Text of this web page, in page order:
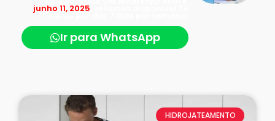
junho 11, 2025
horas por dia, 7 dias por semana.
Ir para WhatsApp
HIDROJATEAMENTO